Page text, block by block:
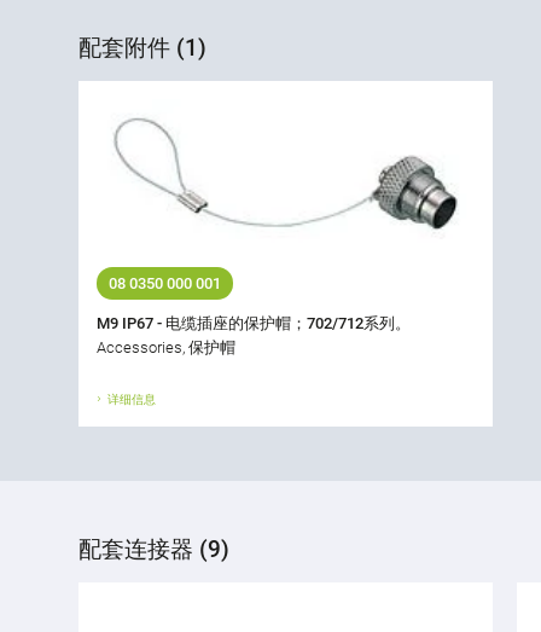
配套附件 (1)
08 0350 000 001
M9 IP67 - 电缆插座的保护帽；702/712系列。
Accessories, 保护帽
详细信息
配套连接器 (9)